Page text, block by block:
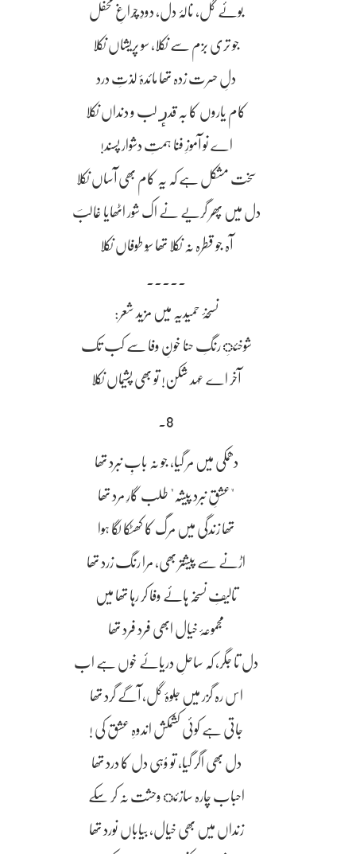
بوئے گل، نالۂ دل، دودِ چراغِ محفل
جو تری بزم سے نکلا، سو پریشاں نکلا
دلِ حسرت زدہ تھا مائدۂ لذتِ درد
کام یاروں کا بہ قدرٕ لب و دنداں نکلا
اے نو آموزِ فنا ہمتِ دشوار پسند!
سخت مشکل ہے کہ یہ کام بھی آساں نکلا
دل میں پھر گریے نے اک شور اٹھایا غالبؔ
آہ جو قطرہ نہ نکلا تھا سُو طوفاں نکلا
نسخۂ حمیدیہ میں مزید شعر:
شوخئِ رنگِ حنا خونِ وفا سے کب تک
آخر اے عہد شکن! تو بھی پشیماں نکلا
8۔
دھمکی میں مر گیا، جو نہ بابِ نبرد تھا
"عشقِ نبرد پیشہ" طلب گارِ مرد تھا
تھا زندگی میں مرگ کا کھٹکا لگا ہوا
اڑنے سے پیشتر بھی، مرا رنگ زرد تھا
تالیفِ نسخہ ہائے وفا کر رہا تھا میں
مجموعۂ خیال ابھی فرد فرد تھا
دل تا جگر، کہ ساحلِ دریائے خوں ہے اب
اس رہ گزر میں جلوۂ گل، آگے گرد تھا
جاتی ہے کوئی کشمکش اندوہِ عشق کی !
دل بھی اگر گیا، تو وُہی دل کا درد تھا
احباب چارہ سازئ وحشت نہ کر سکے
زنداں میں بھی خیال، بیاباں نورد تھا